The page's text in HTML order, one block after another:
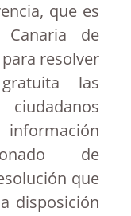
que es
de
resolver
las
de
que
disposición